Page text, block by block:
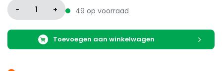
- 1 + 49 op voorraad
Toevoegen aan winkelwagen